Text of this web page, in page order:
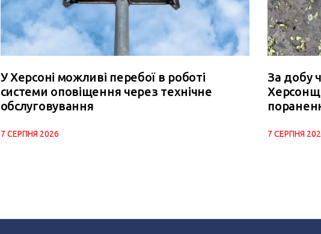
У Херсоні можливі перебої в роботі
системи оповіщення через технічне
обслуговування
7 СЕРПНЯ 2026
За добу
7 СЕРПНЯ